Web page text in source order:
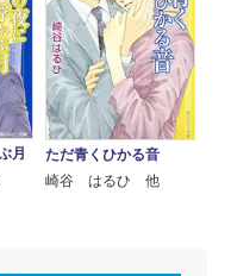
月
ただ青くひかる音
崎谷 はるひ 他